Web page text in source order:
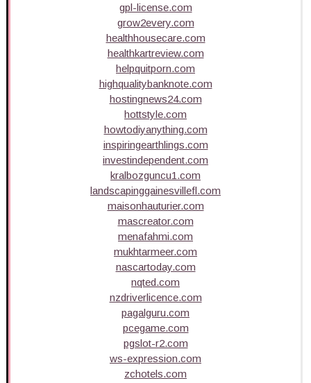
gpl-license.com
grow2every.com
healthhousecare.com
healthkartreview.com
helpquitporn.com
highqualitybanknote.com
hostingnews24.com
hottstyle.com
howtodiyanything.com
inspiringearthlings.com
investindependent.com
kralbozguncu1.com
landscapinggainesvillefl.com
maisonhauturier.com
mascreator.com
menafahmi.com
mukhtarmeer.com
nascartoday.com
nqted.com
nzdriverlicence.com
pagalguru.com
pcegame.com
pgslot-r2.com
ws-expression.com
zchotels.com